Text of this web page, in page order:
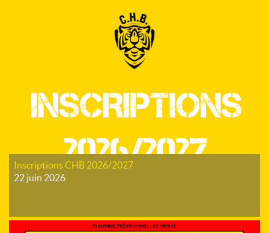
Inscriptions CHB 2026/2027
22 juin 2026